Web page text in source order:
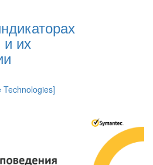
их
Technologies]